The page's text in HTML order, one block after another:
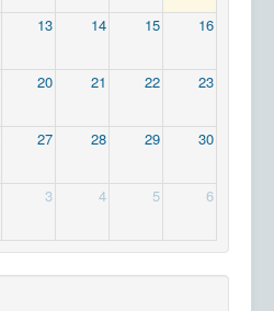
13 14 15 16
20 21 22 23
27 28 29 30
3 4 5 6